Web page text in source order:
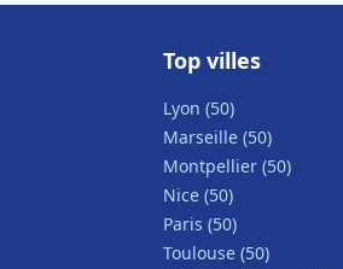
Top villes
Lyon (50)
Marseille (50)
Montpellier (50)
Nice (50)
Paris (50)
Toulouse (50)